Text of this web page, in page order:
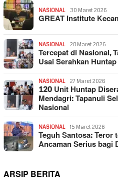
NASIONAL 30 Maret 2026
GREAT Institute
NASIONAL 28 Maret 2026
Tercepat di Nasional,
Usai Serahkan
NASIONAL 27 Maret 2026
120 Unit Huntap
Mendagri: Tapanuli
Nasional
NASIONAL 15 Maret 2026
Teguh Santosa:
Ancaman Serius bagi